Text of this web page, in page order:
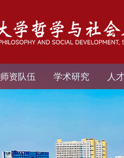
师资队伍 学术研究 人